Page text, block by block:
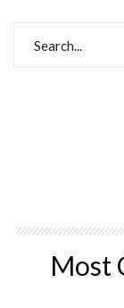
Most